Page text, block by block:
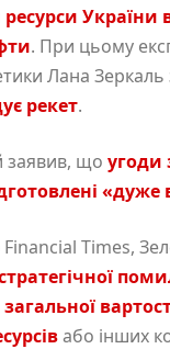
України
. При цьому
Лана
рекет.
заявив, що угоди
Times,
або інших